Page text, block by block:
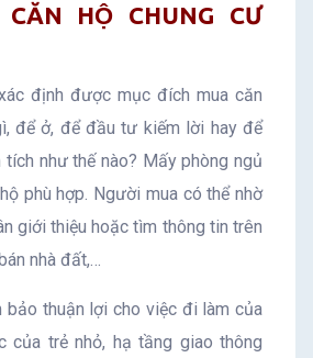
HỘ CHUNG CƯ
định được mục đích mua căn
để ở, để đầu tư kiếm lời hay để
tích như thế nào? Mấy phòng ngủ
phù hợp. Người mua có thể nhờ
giới thiệu hoặc tìm thông tin trên
nhà đất,…
bảo thuận lợi cho việc đi làm của
của trẻ nhỏ, hạ tầng giao thông